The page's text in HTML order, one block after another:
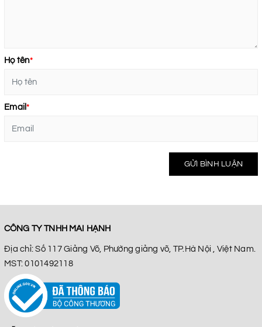
Họ tên*
Email*
GỬI BÌNH LUẬN
CÔNG TY TNHH MAI HẠNH
Địa chỉ: Số 117 Giảng Võ, Phường giảng võ, TP.Hà Nội , Việt Nam.
MST: 0101492118